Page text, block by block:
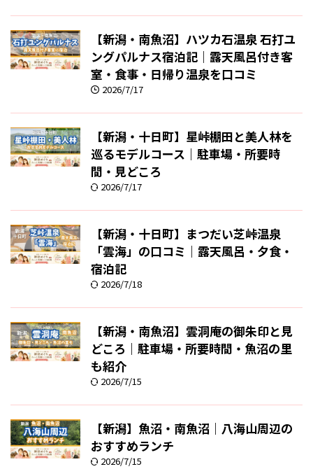
【新潟・南魚沼】ハツカ石温泉 石打ユ
ングパルナス宿泊記｜露天風呂付き客
室・食事・日帰り温泉を口コミ
2026/7/17
【新潟・十日町】星峠棚田と美人林を
巡るモデルコース｜駐車場・所要時
間・見どころ
2026/7/17
【新潟・十日町】まつだい芝峠温泉
「雲海」の口コミ｜露天風呂・夕食・
宿泊記
2026/7/18
【新潟・南魚沼】雲洞庵の御朱印と見
どころ｜駐車場・所要時間・魚沼の里
も紹介
2026/7/15
【新潟】魚沼・南魚沼｜八海山周辺の
おすすめランチ
2026/7/15